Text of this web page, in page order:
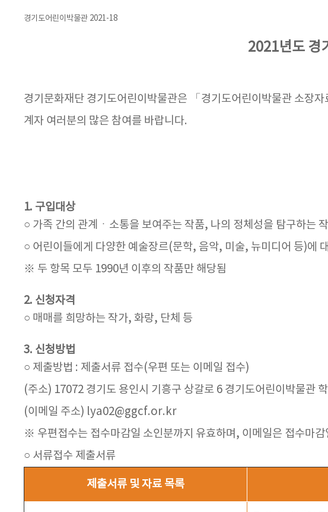
경기도어린이박물관 2021-18
2021년도 경
경기문화재단 경기도어린이박물관은 「경기도어린이박물관 소장
계자 여러분의 많은 참여를 바랍니다.
1. 구입대상
○ 가족 간의 관계ㆍ소통을 보여주는 작품, 나의 정체성을 탐구하는
○ 어린이들에게 다양한 예술장르(문학, 음악, 미술, 뉴미디어 등)에
※ 두 항목 모두 1990년 이후의 작품만 해당됨
2. 신청자격
○ 매매를 희망하는 작가, 화랑, 단체 등
3. 신청방법
○ 제출방법 : 제출서류 접수(우편 또는 이메일 접수)
(주소) 17072 경기도 용인시 기흥구 상갈로 6 경기도어린이박물관
(이메일 주소) lya02@ggcf.or.kr
※ 우편접수는 접수마감일 소인분까지 유효하며, 이메일은 접수마
○ 서류접수 제출서류
제출서류 및 자료 목록